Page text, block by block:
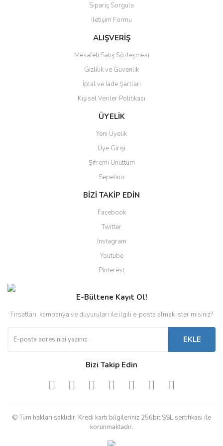
Ürün fiyatı diğer sitelerden daha pahalı.
Bu ürüne benzer farklı alternatifler olmalı.
Gönder
Sipariş Sorgula
İletişim Formu
ALIŞVERİŞ
Mesafeli Satış Sözleşmesi
Gizlilik ve Güvenlik
İptal ve İade Şartları
Kişisel Veriler Politikası
ÜYELİK
Yeni Üyelik
Üye Girişi
Şifremi Unuttum
Sepetiniz
BİZİ TAKİP EDİN
Facebook
Twitter
Instagram
Youtube
Pinterest
E-Bültene Kayıt Ol!
Fırsatları, kampanya ve duyuruları ile ilgili e-posta almak ister misiniz?
EKLE
Bizi Takip Edin
© Tüm hakları saklıdır. Kredi kartı bilgileriniz 256bit SSL sertifikası ile
korunmaktadır.